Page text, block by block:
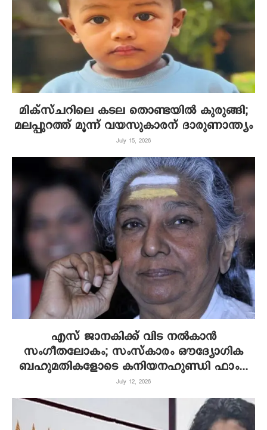
മിക്‌സ്ചറിലെ കടല തൊണ്ടയില്‍ കുരുങ്ങി;
മലപ്പുറത്ത് മൂന്ന് വയസുകാരന് ദാരുണാന്ത്യം
July 15, 2026
എസ് ജാനകിക്ക് വിട നല്‍കാന്‍
സംഗീതലോകം; സംസ്‌കാരം ഔദ്യോഗിക
ബഹുമതികളോടെ കനിയനഹുണ്ഡി ഫാം...
July 12, 2026